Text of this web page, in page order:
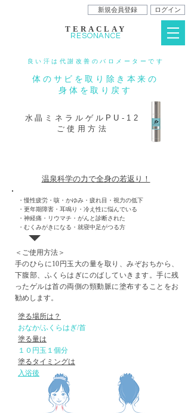
新規会員登録
TERACLAY
RESONANCE
ログイン
良い汗は代謝改善のバロメーターです
体のサビを取り除き本来の
身体を取り戻す
水晶ミネラルゲル PU-12
ご使用方法
温泉科学の力で全身の若返り！
・慢性疲労・咳・かゆみ・疲れ目・視力の低下
・更年期障害・耳鳴り・冷え性に悩んでいる
・神経痛・リウマチ・がんと診断された
・むくみがきになる・就寝中足がつる方
＜ご使用方法＞
手のひらに10円玉大の量を取り、みぞおちから、
下腹部、ふくらはぎにのばしていきます。手に残
ったゲルは首の両側の頸動脈に塗布することをお
勧めします。
塗る場所は？
​おなか/ふくらはぎ/首
​塗る量は
​１０円玉１個分
塗るタイミングは
​入浴後